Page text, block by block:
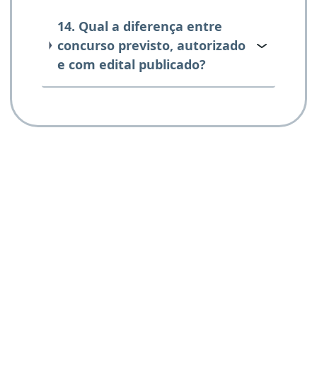
14. Qual a diferença entre
concurso previsto, autorizado
e com edital publicado?